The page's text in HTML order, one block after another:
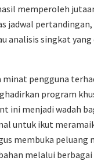
memperoleh
jadwal pertandingan,
analisis singkat yang
pengguna
program
ini menjadi wadah
untuk ikut
membuka peluang
melalui